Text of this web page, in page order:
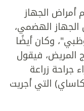
الجهاز
الهضمي،
وكان أيضًا
المريض، فيقول
جراحة زراعة
التي أجريت